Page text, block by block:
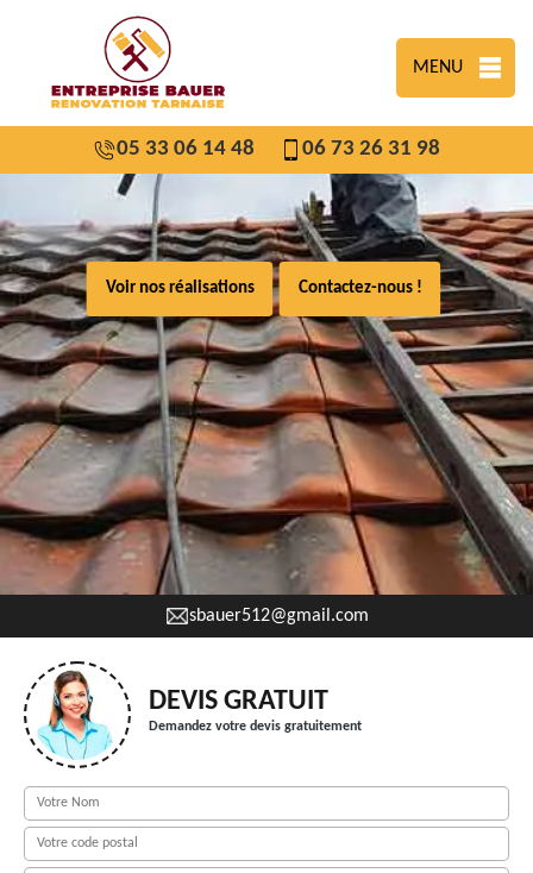
MENU
05 33 06 14 48 06 73 26 31 98
Voir nos réalisations Contactez-nous !
sbauer512@gmail.com
DEVIS GRATUIT
Demandez votre devis gratuitement